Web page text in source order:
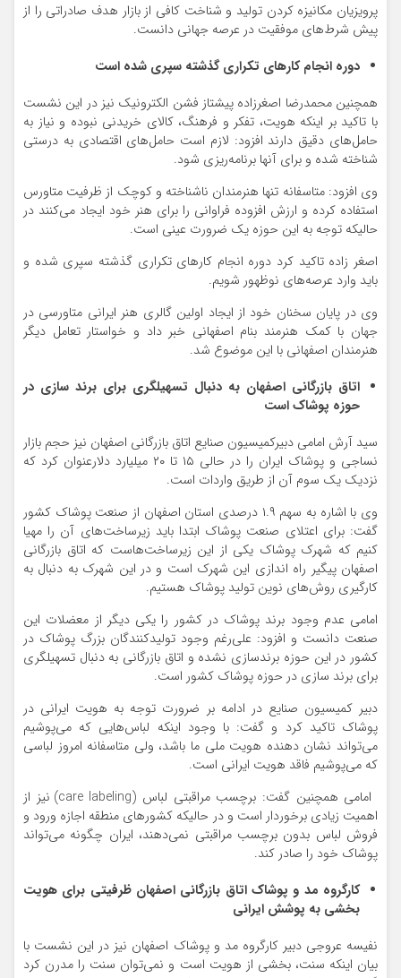
پرویزیان مکانیزه کردن تولید و شناخت کافی از بازار هدف صادراتی را از
پیش شرط‌های موفقیت در عرصه جهانی دانست.
دوره انجام کارهای تکراری گذشته سپری شده است
همچنین محمدرضا اصغرزاده پیشتاز فشن الکترونیک نیز در این نشست
با تاکید بر اینکه هویت، تفکر و فرهنگ، کالای خریدنی نبوده و نیاز به
حامل‌های دقیق دارند افزود: لازم است حامل‌های اقتصادی به درستی
شناخته شده و برای آنها برنامه‌ریزی شود.
وی افزود: متاسفانه تنها هنرمندان ناشناخته و کوچک از ظرفیت متاورس
استفاده کرده و ارزش افزوده فراوانی را برای هنر خود ایجاد می‌کنند در
حالیکه توجه به این حوزه یک ضرورت عینی است.
اصغر زاده تاکید کرد دوره انجام کارهای تکراری گذشته سپری شده و
باید وارد عرصه‌های نوظهور شویم.
وی در پایان سخنان خود از ایجاد اولین گالری هنر ایرانی متاورسی در
جهان با کمک هنرمند بنام اصفهانی خبر داد و خواستار تعامل دیگر
هنرمندان اصفهانی با این موضوع شد.
اتاق بازرگانی اصفهان به دنبال تسهیلگری برای برند سازی در
حوزه پوشاک است
سید آرش امامی دبیرکمیسیون صنایع اتاق بازرگانی اصفهان نیز حجم بازار
نساجی و پوشاک ایران را در حالی ۱۵ تا ۲۰ میلیارد دلارعنوان کرد که
نزدیک یک سوم آن از طریق واردات است.
وی با اشاره به سهم ۱.۹ درصدی استان اصفهان از صنعت پوشاک کشور
گفت: برای اعتلای صنعت پوشاک ابتدا باید زیرساخت‌های آن را مهیا
کنیم که شهرک پوشاک یکی از این زیرساخت‌هاست که اتاق بازرگانی
اصفهان پیگیر راه اندازی این شهرک است و در این شهرک به دنبال به
کارگیری روش‌های نوین تولید پوشاک هستیم.
امامی عدم وجود برند پوشاک در کشور را یکی دیگر از معضلات این
صنعت دانست و افزود: علی‌رغم وجود تولیدکنندگان بزرگ پوشاک در
کشور در این حوزه برندسازی نشده و اتاق بازرگانی به دنبال تسهیلگری
برای برند سازی در حوزه پوشاک کشور است.
دبیر کمیسیون صنایع در ادامه بر ضرورت توجه به هویت ایرانی در
پوشاک تاکید کرد و گفت: با وجود اینکه لباس‌هایی که می‌پوشیم
می‌تواند نشان دهنده هویت ملی ما باشد، ولی متاسفانه امروز لباسی
که می‌پوشیم فاقد هویت ایرانی است.
امامی همچنین گفت: برچسب مراقبتی لباس (care labeling) نیز از
اهمیت زیادی برخوردار است و در حالیکه کشورهای منطقه اجازه ورود و
فروش لباس بدون برچسب مراقبتی نمی‌دهند، ایران چگونه می‌تواند
پوشاک خود را صادر کند.
کارگروه مد و پوشاک اتاق بازرگانی اصفهان ظرفیتی برای هویت
بخشی به پوشش ایرانی
نفیسه عروجی دبیر کارگروه مد و پوشاک اصفهان نیز در این نشست با
بیان اینکه سنت، بخشی از هویت است و نمی‌توان سنت را مدرن کرد